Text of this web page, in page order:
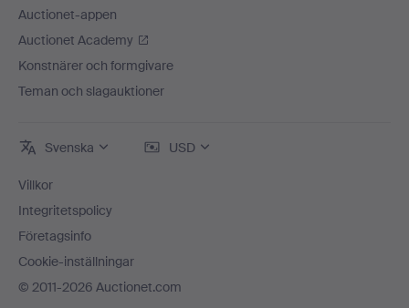
Auctionet-appen
Auctionet Academy
Konstnärer och formgivare
Teman och slagauktioner
Svenska USD
Villkor
Integritetspolicy
Företagsinfo
Cookie-inställningar
© 2011-2026 Auctionet.com